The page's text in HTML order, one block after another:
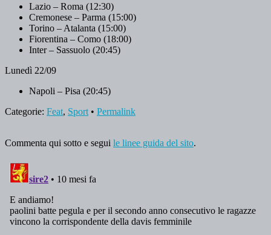
Lazio – Roma (12:30)
Cremonese – Parma (15:00)
Torino – Atalanta (15:00)
Fiorentina – Como (18:00)
Inter – Sassuolo (20:45)
Lunedì 22/09
Napoli – Pisa (20:45)
Categorie: Feat, Sport • Permalink
Commenta qui sotto e segui le linee guida del sito.